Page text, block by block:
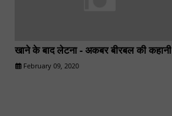
खाने के बाद लेटना - अकबर बीरबल की कहानी
February 09, 2020